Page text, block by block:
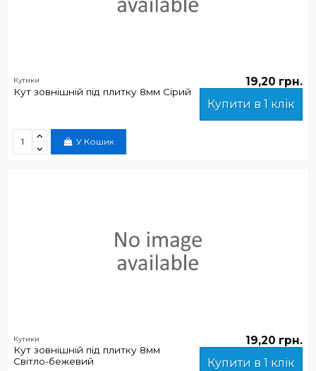
Кутики
Кут зовнішній під плитку 8мм Сірий
19,20 грн.
Купити в 1 клік
У Кошик
Кутики
Кут зовнішній під плитку 8мм
Світло-бежевий
19,20 грн.
Купити в 1 клік